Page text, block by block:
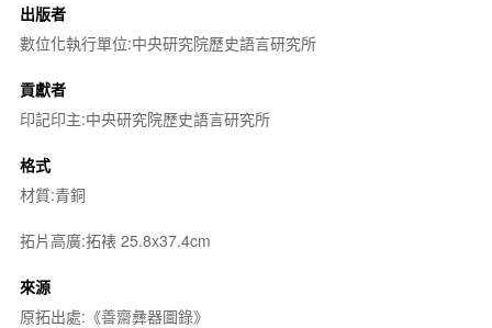
出版者
數位化執行單位:中央研究院歷史語言研究所
貢獻者
印記印主:中央研究院歷史語言研究所
格式
材質:青銅
拓片高廣:拓裱 25.8x37.4cm
來源
原拓出處:《善齋彝器圖錄》